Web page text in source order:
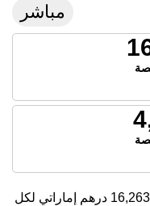
مباشر
درهم إماراتي لكل